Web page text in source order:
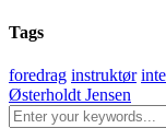
Tags
foredrag instruktør
Østerholdt Jensen